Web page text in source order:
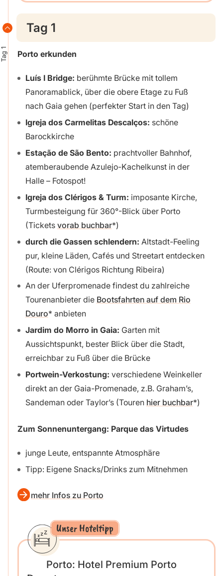
Tag 1
Tag 1
Porto erkunden
Luís I Bridge: berühmte Brücke mit tollem
Panoramablick, über die obere Etage zu Fuß
nach Gaia gehen (perfekter Start in den Tag)
Igreja dos Carmelitas Descalços: schöne
Barockkirche
Estação de São Bento: prachtvoller Bahnhof,
atemberaubende Azulejo-Kachelkunst in der
Halle – Fotospot!
Igreja dos Clérigos & Turm: imposante Kirche,
Turmbesteigung für 360°-Blick über Porto
(Tickets vorab buchbar )
durch die Gassen schlendern: Altstadt-Feeling
pur, kleine Läden, Cafés und Streetart entdecken
(Route: von Clérigos Richtung Ribeira)
An der Uferpromenade findest du zahlreiche
Tourenanbieter die Bootsfahrten auf dem Rio
Douro
anbieten
Jardim do Morro in Gaia: Garten mit
Aussichtspunkt, bester Blick über die Stadt,
erreichbar zu Fuß über die Brücke
Portwein-Verkostung: verschiedene Weinkeller
direkt an der Gaia-Promenade, z.B. Graham’s,
Sandeman oder Taylor’s (Touren hier buchbar )
Zum Sonnenuntergang: Parque das Virtudes
junge Leute, entspannte Atmosphäre
Tipp: Eigene Snacks/Drinks zum Mitnehmen
mehr Infos zu Porto
Unser Hoteltipp
Porto: Hotel Premium Porto